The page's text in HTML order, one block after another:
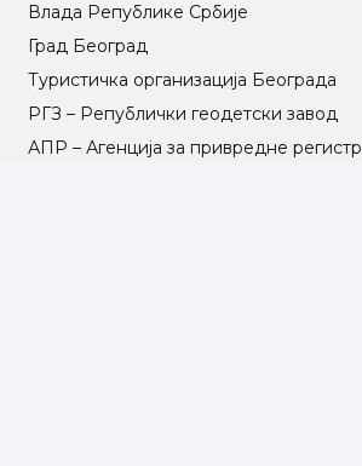
Влада Републике Србије
Град Београд
Туристичка организација Београда
РГЗ – Републички геодетски завод
АПР – Агенција за привредне